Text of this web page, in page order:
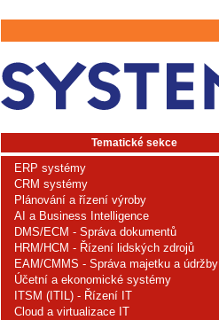
Tematické sekce
ERP systémy
CRM systémy
Plánování a řízení výroby
AI a Business Intelligence
DMS/ECM - Správa dokumentů
HRM/HCM - Řízení lidských zdrojů
EAM/CMMS - Správa majetku a údržby
Účetní a ekonomické systémy
ITSM (ITIL) - Řízení IT
Cloud a virtualizace IT